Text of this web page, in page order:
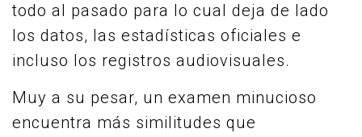
todo al pasado para lo cual deja de lado
los datos, las estadísticas oficiales e
incluso los registros audiovisuales.
Muy a su pesar, un examen minucioso
encuentra más similitudes que